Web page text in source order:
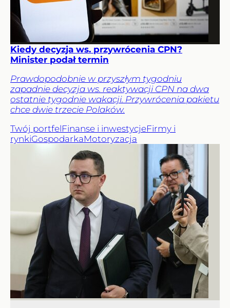
Kiedy decyzja ws. przywrócenia CPN?
Minister podał termin
Prawdopodobnie w przyszłym tygodniu
zapadnie decyzja ws. reaktywacji CPN na dwa
ostatnie tygodnie wakacji. Przywrócenia pakietu
chce dwie trzecie Polaków.
Twój portfelFinanse i inwestycjeFirmy i
rynkiGospodarkaMotoryzacja